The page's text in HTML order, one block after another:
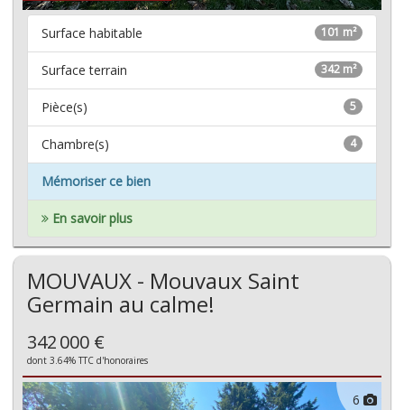
101 m²
Surface habitable
342 m²
Surface terrain
5
Pièce(s)
4
Chambre(s)
Mémoriser ce bien
En savoir plus
MOUVAUX - Mouvaux Saint
Germain au calme!
342 000 €
dont 3.64% TTC d'honoraires
6